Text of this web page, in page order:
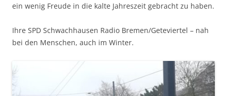
ein wenig Freude in die kalte Jahreszeit gebracht zu haben.
Ihre SPD Schwachhausen Radio Bremen/Geteviertel – nah
bei den Menschen, auch im Winter.